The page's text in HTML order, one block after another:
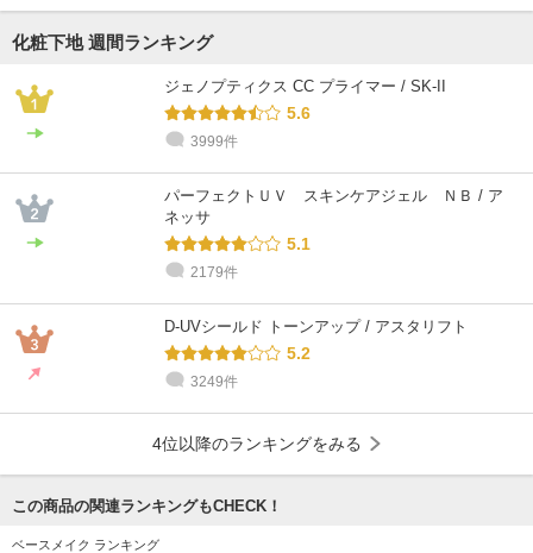
化粧下地 週間ランキング
ジェノプティクス CC プライマー / SK-II
5.6
3999件
パーフェクトＵＶ スキンケアジェル ＮＢ / ア
ネッサ
5.1
2179件
D-UVシールド トーンアップ / アスタリフト
5.2
3249件
4位以降のランキングをみる
この商品の関連ランキングもCHECK！
ベースメイク ランキング